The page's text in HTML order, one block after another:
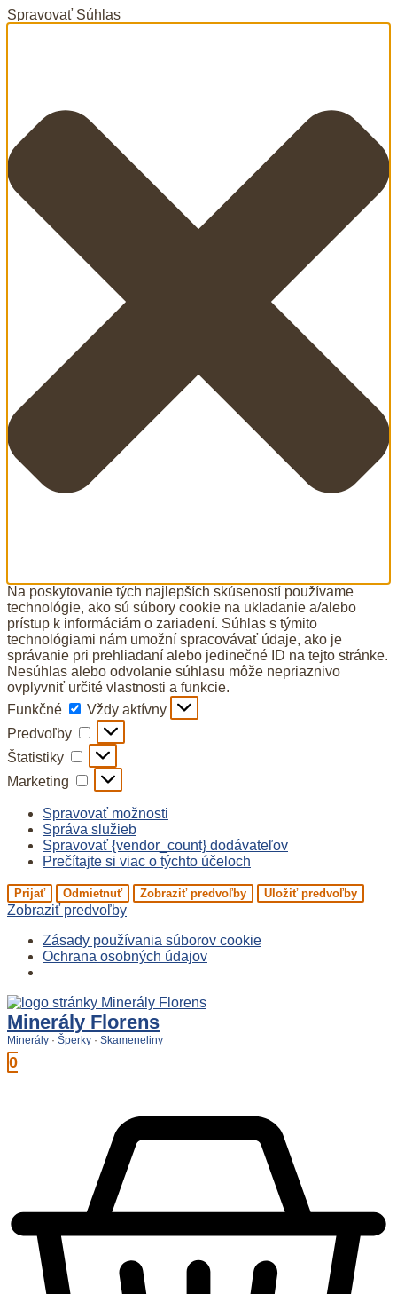
Spravovať Súhlas
Na poskytovanie tých najlepších skúseností používame
technológie, ako sú súbory cookie na ukladanie a/alebo
prístup k informáciám o zariadení. Súhlas s týmito
technológiami nám umožní spracovávať údaje, ako je
správanie pri prehliadaní alebo jedinečné ID na tejto stránke.
Nesúhlas alebo odvolanie súhlasu môže nepriaznivo
ovplyvniť určité vlastnosti a funkcie.
Funkčné
Funkčné
Vždy aktívny
Predvoľby
Predvoľby
Štatistiky Štatistiky
Marketing Marketing
Spravovať možnosti
Správa služieb
Spravovať {vendor_count} dodávateľov
Prečítajte si viac o týchto účeloch
Prijať Odmietnuť Zobraziť predvoľby Uložiť predvoľby
Zobraziť predvoľby
Zásady používania súborov cookie
Ochrana osobných údajov
Preskočiť
na
obsah
Minerály Florens
Minerály · Šperky · Skameneliny
0